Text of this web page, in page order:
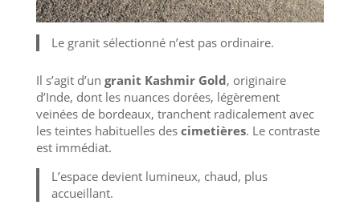
Le granit sélectionné n’est pas ordinaire.
Il s’agit d’un granit Kashmir Gold, originaire
d’Inde, dont les nuances dorées, légèrement
veinées de bordeaux, tranchent radicalement avec
les teintes habituelles des cimetières. Le contraste
est immédiat.
L’espace devient lumineux, chaud, plus
accueillant.